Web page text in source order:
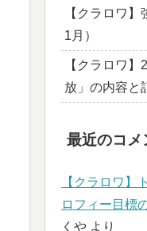
【クラロワ
1月）
【クラロワ
放」の内容と
最近のコメ
【クラロワ】
ロフィー目標
くや より